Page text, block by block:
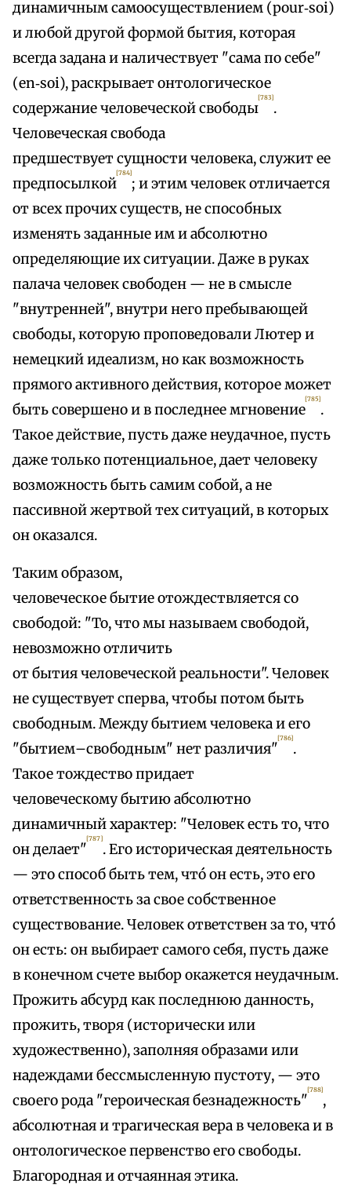
динамичным самоосуществлением (pour‑soi)
и любой другой формой бытия, которая
всегда задана и наличествует "сама по себе"
(en‑soi), раскрывает онтологическое
содержание человеческой свободы
[783]
.
Человеческая свобода
предшествует сущности человека, служит ее
предпосылкой
[784]
; и этим человек отличается
от всех прочих существ, не способных
изменять заданные им и абсолютно
определяющие их ситуации. Даже в руках
палача человек свободен — не в смысле
"внутренней", внутри него пребывающей
свободы, которую проповедовали Лютер и
немецкий идеализм, но как возможность
прямого активного действия, которое может
быть совершено и в последнее мгновение
[785]
.
Такое действие, пусть даже неудачное, пусть
даже только потенциальное, дает человеку
возможность быть самим собой, а не
пассивной жертвой тех ситуаций, в которых
он оказался.
Таким образом,
человеческое бытие отождествляется со
свободой: "То, что мы называем свободой,
невозможно отличить
от бытия человеческой реальности". Человек
не существует сперва, чтобы потом быть
свободным. Между бытием человека и его
"бытием–свободным" нет различия"
[786]
.
Такое тождество придает
человеческому бытию абсолютно
динамичный характер: "Человек есть то, что
он делает"
[787]
. Его историческая деятельность
— это способ быть тем, чтó он есть, это его
ответственность за свое собственное
существование. Человек ответствен за то, чтó
он есть: он выбирает самого себя, пусть даже
в конечном счете выбор окажется неудачным.
Прожить абсурд как последнюю данность,
прожить, творя (исторически или
художественно), заполняя образами или
надеждами бессмысленную пустоту, — это
своего рода "героическая безнадежность"
[788]
,
абсолютная и трагическая вера в человека и в
онтологическое первенство его свободы.
Благородная и отчаянная этика.